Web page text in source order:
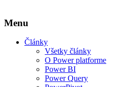
Menu
Články
Všetky články
O Power platforme
Power BI
Power Query